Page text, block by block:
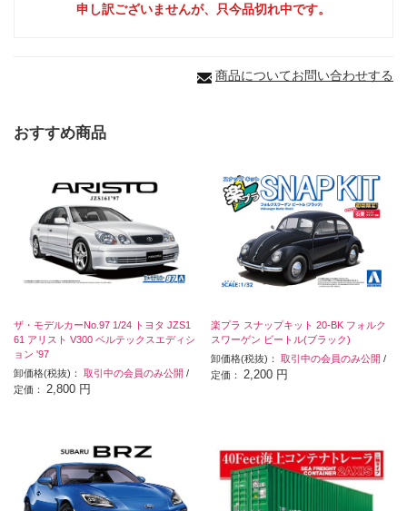
申し訳ございませんが、只今品切れ中です。
商品についてお問い合わせする
おすすめ商品
ザ・モデルカーNo.97 1/24 トヨタ JZS1
61 アリスト V300 ベルテックスエディシ
ョン '97
卸価格(税抜)： 取引中の会員のみ公開 /
定価： 2,800 円
楽プラ スナップキット 20-BK フォルク
スワーゲン ビートル(ブラック)
卸価格(税抜)：取引中の会員のみ公開 /
定価： 2,200 円